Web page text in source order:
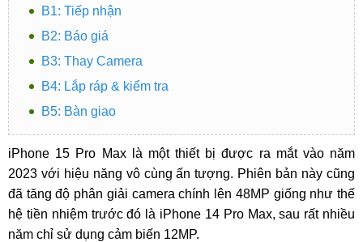
B1: Tiếp nhận
B2: Báo giá
B3: Thay Camera
B4: Lắp ráp & kiểm tra
B5: Bàn giao
iPhone 15 Pro Max là một thiết bị được ra mắt vào năm
2023 với hiệu năng vô cùng ấn tượng. Phiên bản này cũng
đã tăng độ phân giải camera chính lên 48MP giống như thế
hệ tiền nhiệm trước đó là iPhone 14 Pro Max, sau rất nhiều
năm chỉ sử dụng cảm biến 12MP.